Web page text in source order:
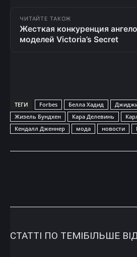
ЧИТАЙТЕ ТАКОЖ
Жесткая конкуренция
моделей Victoria’s Secret
ТЕГИ Forbes Белла Хадид
Жизель Бундхен
Кара Делевинь
Кендалл Дженнер
мода новости
СТАТТІ ПО ТЕМІБІЛЬШЕ